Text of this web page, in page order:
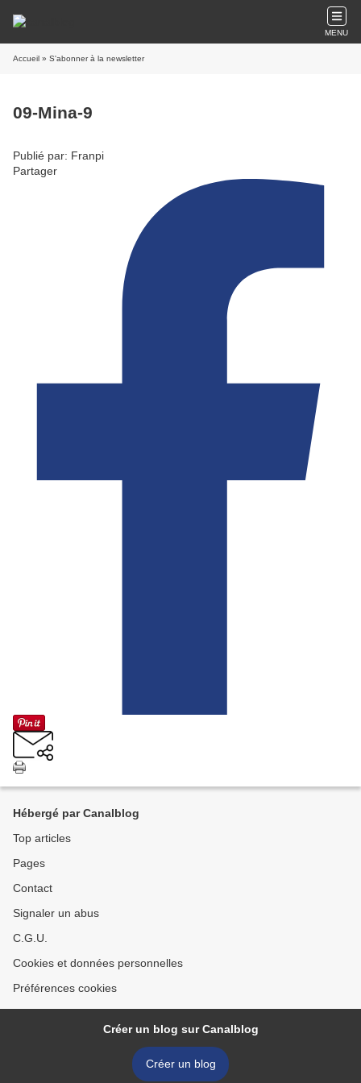
MENU
Accueil » S'abonner à la newsletter
09-Mina-9
Publié par: Franpi
Partager
Hébergé par Canalblog
Top articles
Pages
Contact
Signaler un abus
C.G.U.
Cookies et données personnelles
Préférences cookies
Créer un blog sur Canalblog
Créer un blog